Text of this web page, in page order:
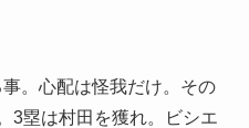
。心配は怪我だけ。その
3塁は村田を獲れ。ビシエ